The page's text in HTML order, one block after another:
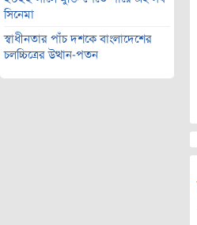
সিনেমা
স্বাধীনতার পাঁচ দশকে বাংলাদেশের
চলচ্চিত্রের উত্থান-পতন